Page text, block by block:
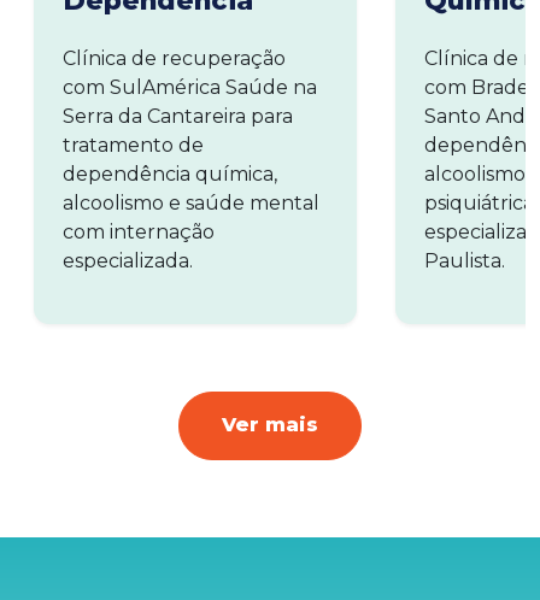
Clínica de recuperação
com SulAmérica Saúde na
Serra da Cantareira para
tratamento de
dependência química,
alcoolismo e saúde mental
com internação
especializada.
Clínica de
com
Santo
alcoolismo
Paulista.
Ver mais